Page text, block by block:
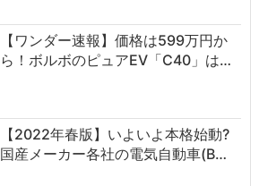
【ワンダー速報】価格は599万円か
ら！ボルボのピュアEV「C40」は…
【2022年春版】いよいよ本格始動?
国産メーカー各社の電気自動車(B…